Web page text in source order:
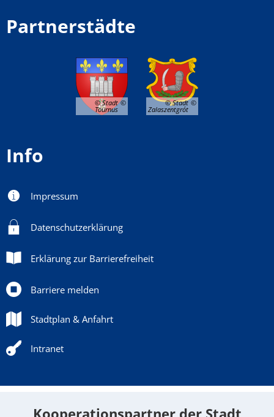
Partnerstädte
© Stadt
Tournus
© Stadt
Zalaszentgrót
Info
Impressum
Datenschutzerklärung
Erklärung zur Barrierefreiheit
Barriere melden
Stadtplan & Anfahrt
Intranet
Kooperationspartner der Stadt